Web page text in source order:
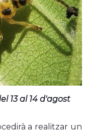
13 al 14 d'agost
a realitzar un